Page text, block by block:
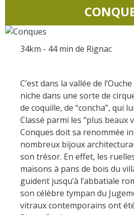
Las ciudades y países de
De la valle del Lot al País
Decazeville – Aubin
34km - 44 min de Rignac
C’est dans la vallée de
niche dans une sorte de
de coquille, de “concha”, qui
Classé parmi les “plus beaux
Conques doit sa renommée
nombreux bijoux
son trésor. En effet, les
maisons à pans de bois du
guident jusqu’à l’abbatiale
son célèbre tympan du
vitraux contemporains ont